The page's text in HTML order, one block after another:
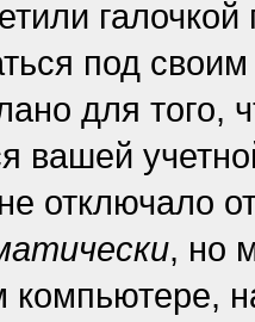
галочкой
под
для того,
вашей
отключало
, но